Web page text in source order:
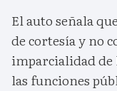
El auto señala
de cortesía y no
imparcialidad de
las funciones